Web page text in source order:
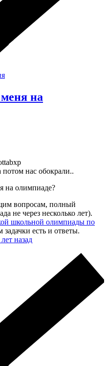
на
нас обокрали..
на олимпиаде?
вопросам, полный
не через несколько лет).
школьной олимпиады по
есть и ответы.
назад